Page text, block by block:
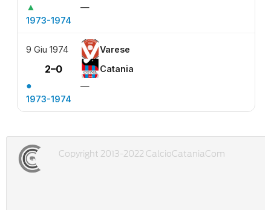
▲
—
1973-1974
9 Giu 1974 Varese
2–0 Catania
●
—
1973-1974
Copyright 2013-2022 CalcioCataniaCom